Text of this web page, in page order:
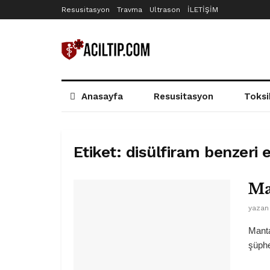
Resusitasyon Travma Ultrason İLETİŞİM
Anasayfa Resusitasyon
Etiket: disülfiram benzeri
yazan